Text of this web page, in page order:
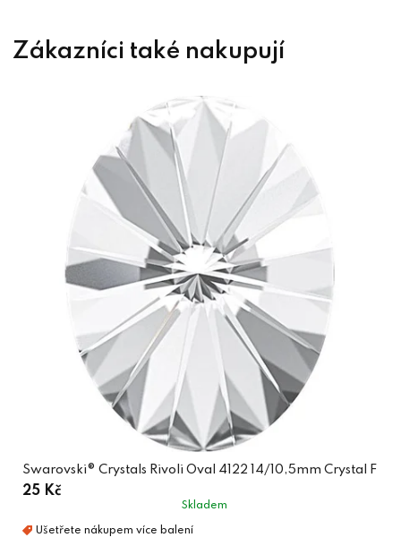
Swarovski® Crystals Rivoli Oval 4122 14/10,5mm Crystal F
25 Kč
Skladem